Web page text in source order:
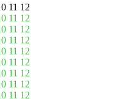
11 12
11 12
11 12
11 12
11 12
11 12
11 12
11 12
11 12